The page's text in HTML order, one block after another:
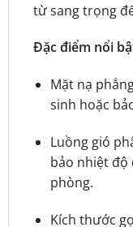
từ sang trọng
Đặc điểm nổi
Mặt nạ
sinh hoặc
Luồng gió
bảo nhiệt
phòng.
Kích thước